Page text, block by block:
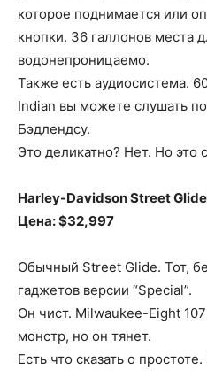
которое поднимается или
кнопки. 36 галлонов места
водонепроницаемо.
Также есть аудиосистема.
Indian вы можете слушать
Бэдлендсу.
Это деликатно? Нет. Но это
Harley-Davidson Street
Цена: $32,997
Обычный Street Glide. Тот,
гаджетов версии “Special”.
Он чист. Milwaukee-Eight
монстр, но он тянет.
Есть что сказать о